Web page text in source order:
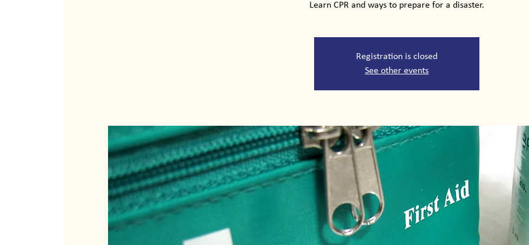
Learn CPR and ways to prepare for a disaster.
Registration is closed
See other events